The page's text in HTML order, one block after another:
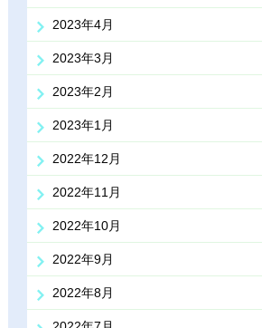
2023年4月
2023年3月
2023年2月
2023年1月
2022年12月
2022年11月
2022年10月
2022年9月
2022年8月